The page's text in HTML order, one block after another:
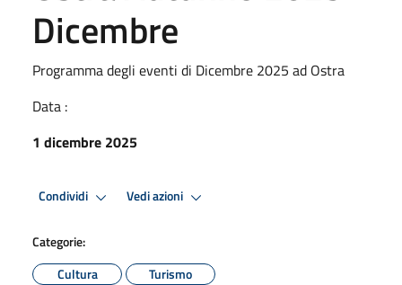
Dicembre
Programma degli eventi di Dicembre 2025 ad Ostra
Data :
1 dicembre 2025
Condividi Vedi azioni
Categorie:
Cultura
Turismo